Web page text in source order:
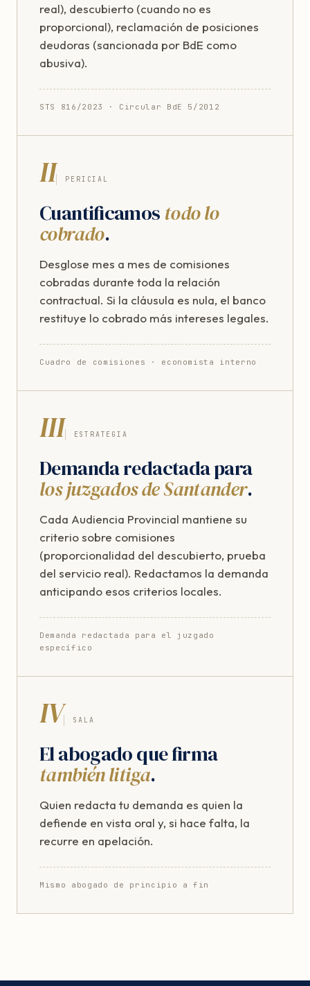
real), descubierto (cuando no es
proporcional), reclamación de posiciones
deudoras (sancionada por BdE como
abusiva).
STS 816/2023 · Circular BdE 5/2012
II PERICIAL
Cuantificamos todo lo
cobrado.
Desglose mes a mes de comisiones
cobradas durante toda la relación
contractual. Si la cláusula es nula, el banco
restituye lo cobrado más intereses legales.
Cuadro de comisiones · economista interno
III ESTRATEGIA
Demanda redactada para
los juzgados de Santander.
Cada Audiencia Provincial mantiene su
criterio sobre comisiones
(proporcionalidad del descubierto, prueba
del servicio real). Redactamos la demanda
anticipando esos criterios locales.
Demanda redactada para el juzgado
específico
IV SALA
El abogado que firma
también litiga.
Quien redacta tu demanda es quien la
defiende en vista oral y, si hace falta, la
recurre en apelación.
Mismo abogado de principio a fin